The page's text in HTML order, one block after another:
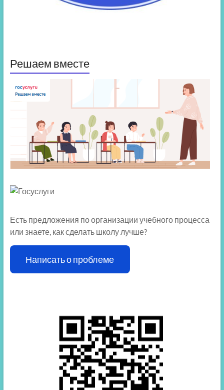
Решаем вместе
Есть предложения по организации учебного процесса
или знаете, как сделать школу лучше?
Написать о проблеме